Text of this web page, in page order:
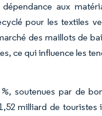
aux
pour les textiles
des maillots de
ce qui influence les
soutenues par de
milliard de touristes